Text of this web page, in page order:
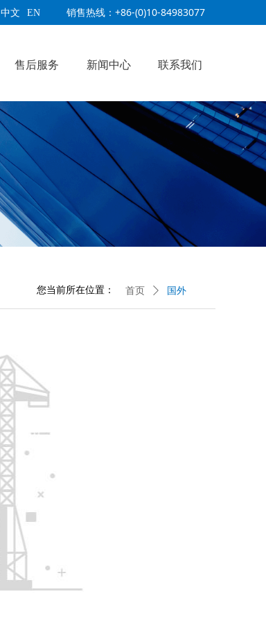
售后服务 新闻中心 联系我们
中文 EN 销售热线：+86-(0)10-84983077
您当前所在位置： 首页 ꄲ 国外